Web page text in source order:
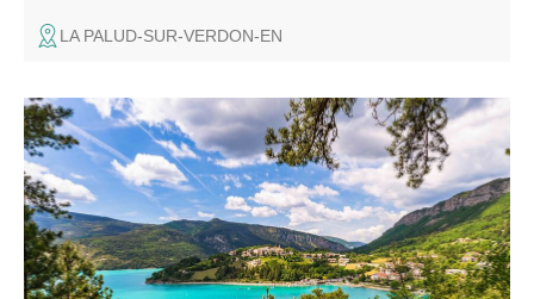
LA PALUD-SUR-VERDON-EN
Irresistible by its turquoise water, the lake of Castillon is
the ideal place to spend a day relaxing and splashing with
family. Swimming, sailing, boating and water-skiing can be
practised at the foot of the Verdon mountains. A holiday
not to be missed, smiles and memories guaranteed!